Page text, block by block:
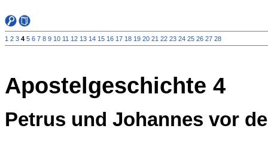
1 2 3 4 5 6 7 8 9 10 11 12 13 14 15 16 17 18 19 20 21 22 23 24 25 26 27 28
Apostelgeschichte 4
Petrus und Johannes vor